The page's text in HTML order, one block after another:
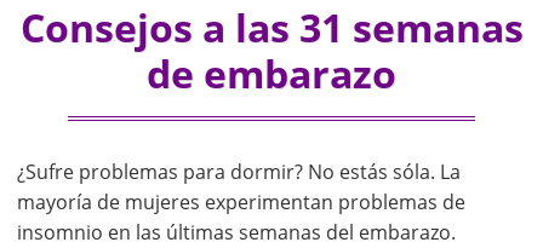
Consejos a las 31 semanas
de embarazo
¿Sufre problemas para dormir? No estás sóla. La
mayoría de mujeres experimentan problemas de
insomnio en las últimas semanas del embarazo.